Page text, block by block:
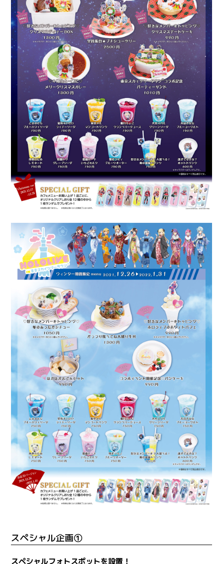
スペシャル企画①
スペシャルフォトスポットを設置！